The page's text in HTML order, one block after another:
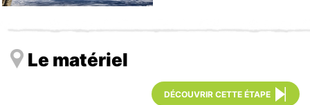
Le matériel
DÉCOUVRIR CETTE ÉTAPE